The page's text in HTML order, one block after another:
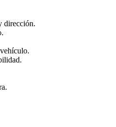
dirección.